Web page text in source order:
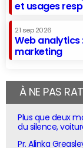
et usages
21 sep 2026
Web analytics
marketing
À NE PAS
Plus que deux
du silence,
Pr. Alinka